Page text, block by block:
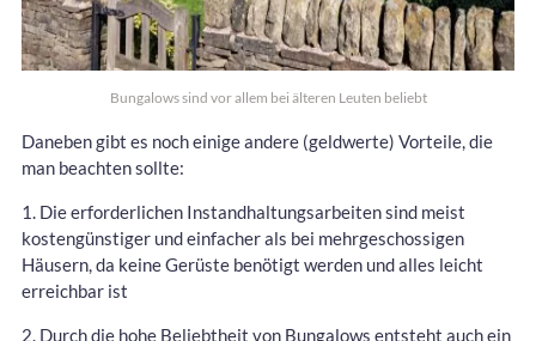
Bungalows sind vor allem bei älteren Leuten beliebt
Daneben gibt es noch einige andere (geldwerte) Vorteile, die
man beachten sollte:
1. Die erforderlichen Instandhaltungsarbeiten sind meist
kostengünstiger und einfacher als bei mehrgeschossigen
Häusern, da keine Gerüste benötigt werden und alles leicht
erreichbar ist
2. Durch die hohe Beliebtheit von Bungalows entsteht auch ein